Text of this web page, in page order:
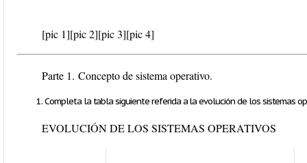
[pic 1][pic 2][pic 3][pic 4]
Parte 1. Concepto de sistema operativo.
Completa la tabla siguiente referida a la evolución de los sistemas
EVOLUCIÓN DE LOS SISTEMAS OPERATIVOS